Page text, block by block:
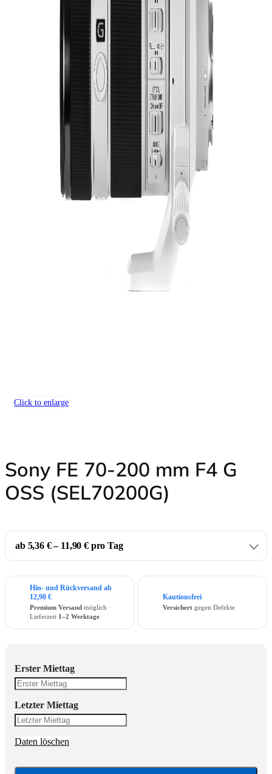
Click to enlarge
Sony FE 70-200 mm F4 G
OSS (SEL70200G)
ab 5,36 € – 11,90 € pro Tag
Hin- und Rückversand ab
12,90 €
Premium Versand möglich ·
Lieferzeit 1–2 Werktage
Kautionsfrei
Versichert gegen Defekte
Erster Miettag
Letzter Miettag
Daten löschen